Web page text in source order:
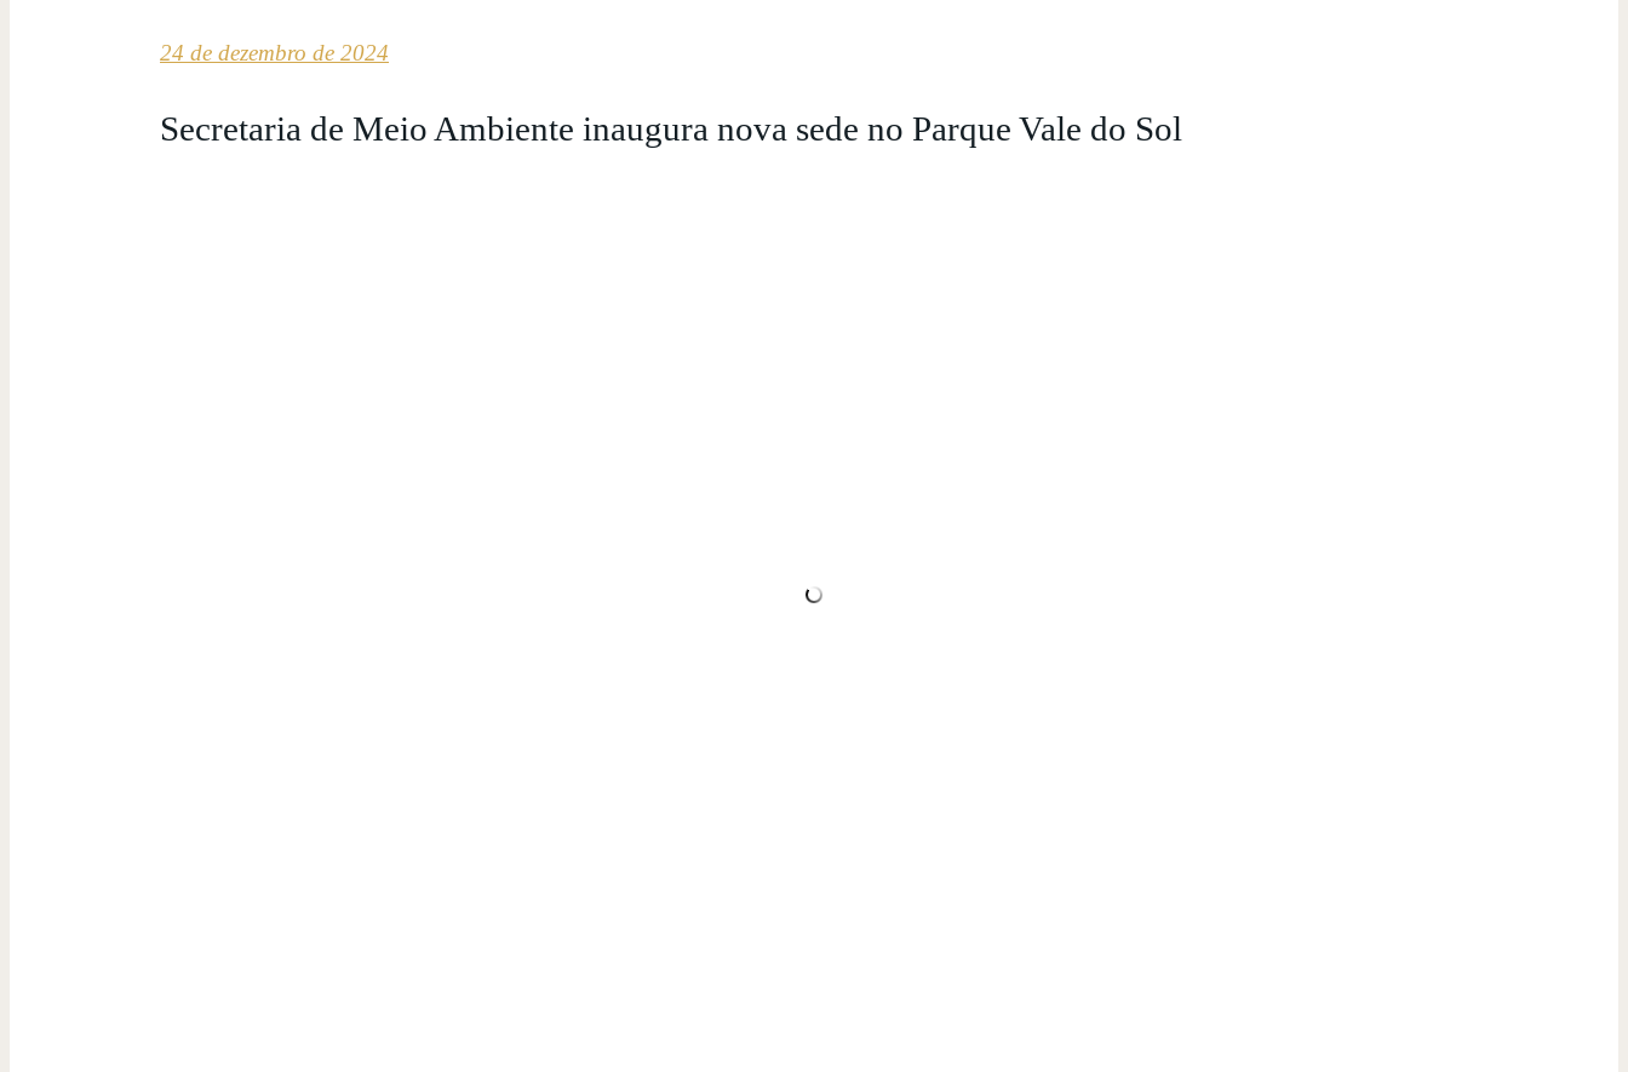
24 de dezembro de 2024
Secretaria de Meio Ambiente inaugura nova sede no Parque Vale do Sol